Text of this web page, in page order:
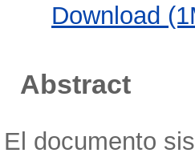
Download
Abstract
El documento